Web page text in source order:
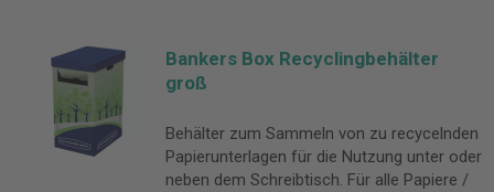
Bankers Box Recyclingbehälter
groß
Behälter zum Sammeln von zu recycelnden
Papierunterlagen für die Nutzung unter oder
neben dem Schreibtisch. Für alle Papiere /